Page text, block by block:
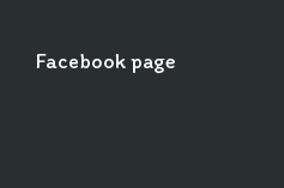
Facebook page